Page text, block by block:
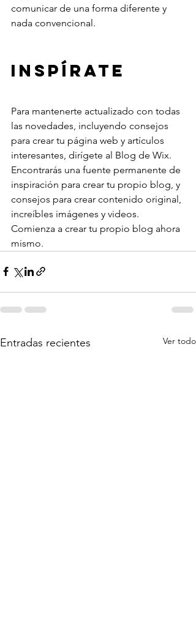
comunicar de una forma diferente y
nada convencional.
Inspírate
Para mantenerte actualizado con todas
las novedades, incluyendo consejos
para crear tu página web y artículos
interesantes, dirígete al Blog de Wix.
Encontrarás una fuente permanente de
inspiración para crear tu propio blog, y
consejos para crear contenido original,
increíbles imágenes y videos.
Comienza a crear tu propio blog ahora
mismo.
Entradas recientes Ver todo